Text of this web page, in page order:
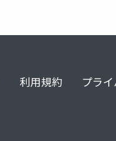
利用規約 プラ